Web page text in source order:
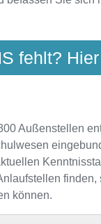
fehlt?
Außenstellen
können.